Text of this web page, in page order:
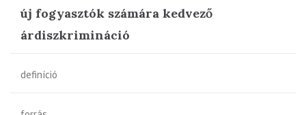
új fogyasztók számára kedvező
árdiszkrimináció
definíció